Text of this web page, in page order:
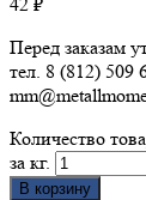
Перед заказам
тел. 8 (812) 509
Количество
за кг.
В корзину